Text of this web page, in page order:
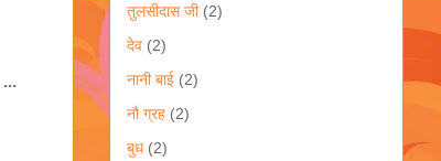
तुलसीदास जी (2)
देव (2)
नानी बाई (2)
नौ ग्रह (2)
बुध (2)